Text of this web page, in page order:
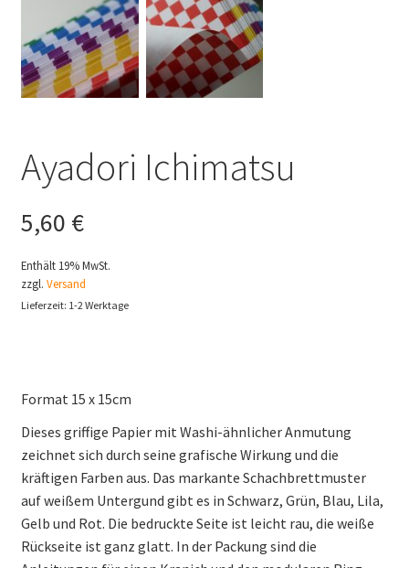
Ayadori Ichimatsu
5,60 €
Enthält 19% MwSt.
zzgl. Versand
Lieferzeit: 1-2 Werktage
Format 15 x 15cm
Dieses griffige Papier mit Washi-ähnlicher Anmutung
zeichnet sich durch seine grafische Wirkung und die
kräftigen Farben aus. Das markante Schachbrettmuster
auf weißem Untergund gibt es in Schwarz, Grün, Blau, Lila,
Gelb und Rot. Die bedruckte Seite ist leicht rau, die weiße
Rückseite ist ganz glatt. In der Packung sind die